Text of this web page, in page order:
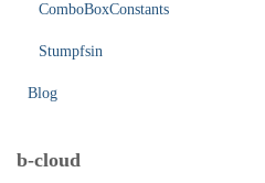
ComboBoxConstants
Stumpfsin
Blog
b-cloud